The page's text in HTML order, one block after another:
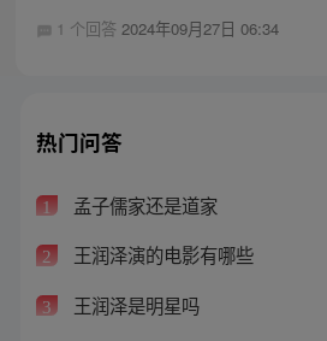
1 个回答 2024年09月27日 06:34
热门问答
1 孟子儒家还是道家
2 王润泽演的电影有哪些
3 王润泽是明星吗